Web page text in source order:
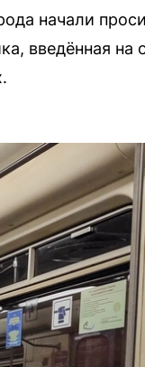
начали
введённая на